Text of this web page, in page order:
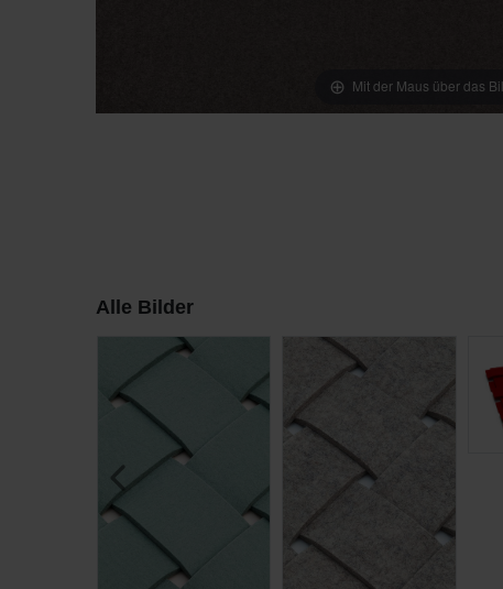
Mit der Maus über das
Alle Bilder